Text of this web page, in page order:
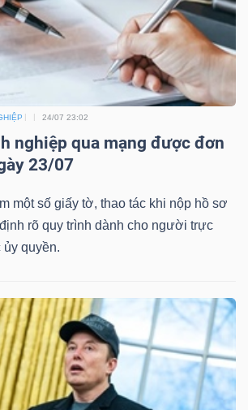
24/07 23:02
nghiệp qua mạng được đơn
23/07
một số giấy tờ, thao tác khi nộp hồ sơ
rõ quy trình dành cho người trực
quyền.